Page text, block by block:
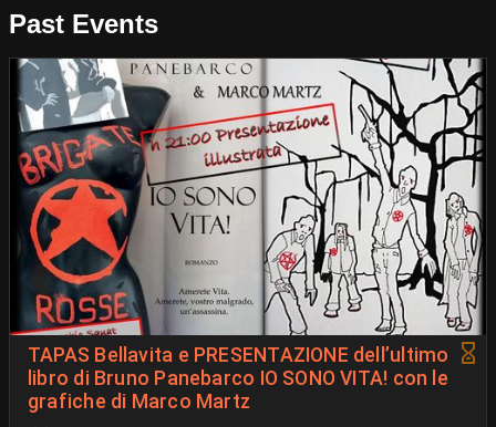
Past Events
TAPAS Bellavita e PRESENTAZIONE dell’ultimo
libro di Bruno Panebarco IO SONO VITA! con le
grafiche di Marco Martz